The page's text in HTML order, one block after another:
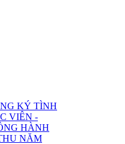
KÝ TÌNH
VIÊN -
HÀNH
NĂM